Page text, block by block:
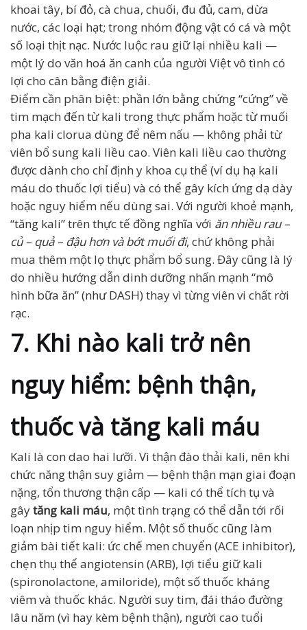
khoai tây, bí đỏ, cà chua, chuối, đu đủ, cam, dừa
nước, các loại hạt; trong nhóm động vật có cá và một
số loại thịt nạc. Nước luộc rau giữ lại nhiều kali —
một lý do văn hoá ăn canh của người Việt vô tình có
lợi cho cân bằng điện giải.
Điểm cần phân biệt: phần lớn bằng chứng “cứng” về
tim mạch đến từ kali trong thực phẩm hoặc từ muối
pha kali clorua dùng để nêm nấu — không phải từ
viên bổ sung kali liều cao. Viên kali liều cao thường
được dành cho chỉ định y khoa cụ thể (ví dụ hạ kali
máu do thuốc lợi tiểu) và có thể gây kích ứng dạ dày
hoặc nguy hiểm nếu dùng sai. Với người khoẻ mạnh,
“tăng kali” trên thực tế đồng nghĩa với ăn nhiều rau –
củ – quả – đậu hơn và bớt muối đi, chứ không phải
mua thêm một lọ thực phẩm bổ sung. Đây cũng là lý
do nhiều hướng dẫn dinh dưỡng nhấn mạnh “mô
hình bữa ăn” (như DASH) thay vì từng viên vi chất rời
rạc.
7. Khi nào kali trở nên
nguy hiểm: bệnh thận,
thuốc và tăng kali máu
Kali là con dao hai lưỡi. Vì thận đào thải kali, nên khi
chức năng thận suy giảm — bệnh thận mạn giai đoạn
nặng, tổn thương thận cấp — kali có thể tích tụ và
gâytăng kali máu, một tình trạng có thể dẫn tới rối
loạn nhịp tim nguy hiểm. Một số thuốc cũng làm
giảm bài tiết kali: ức chế men chuyển (ACE inhibitor),
chẹn thụ thể angiotensin (ARB), lợi tiểu giữ kali
(spironolactone, amiloride), một số thuốc kháng
viêm và thuốc khác. Người suy tim, đái tháo đường
lâu năm (vì hay kèm bệnh thận), người cao tuổi